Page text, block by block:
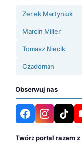
Zenek Martyniuk
Marcin Miller
Tomasz Niecik
Czadoman
Obserwuj nas
Twórz portal razem z